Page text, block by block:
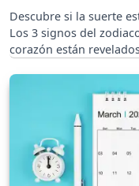
Descubre si la suerte
Los 3 signos del
corazón están